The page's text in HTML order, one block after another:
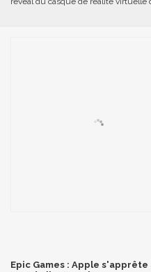
Epic Games : Apple